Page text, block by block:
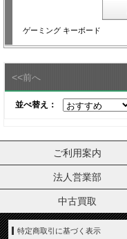
ゲーミング キーボード
<<前へ
並べ替え：
ご利用案内
法人営業部
中古買取
特定商取引に基づく表示